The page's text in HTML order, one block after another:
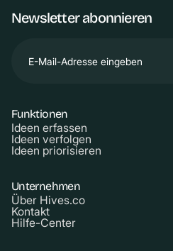
Newsletter abonnieren
Funktionen
Ideen erfassen
Ideen verfolgen
Ideen priorisieren
Unternehmen
Über Hives.co
Kontakt
Hilfe-Center